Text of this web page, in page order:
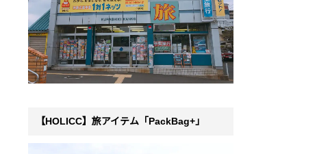
【HOLICC】旅アイテム「PackBag+」